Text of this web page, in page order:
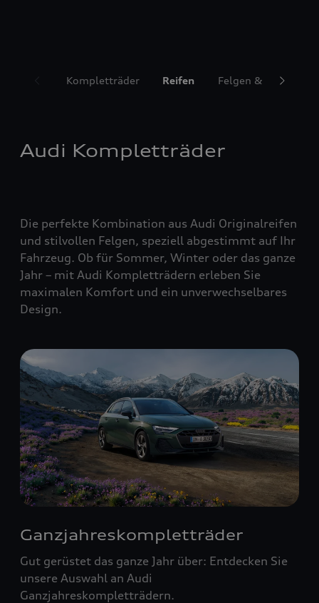
Kompletträder Reifen Felgen &
Audi Kompletträder
Die perfekte Kombination aus Audi Originalreifen
und stilvollen Felgen, speziell abgestimmt auf Ihr
Fahrzeug. Ob für Sommer, Winter oder das ganze
Jahr – mit Audi Kompletträdern erleben Sie
maximalen Komfort und ein unverwechselbares
Design.
Ganzjahreskomplett­räder
Gut gerüstet das ganze Jahr über: Entdecken Sie
unsere Auswahl an Audi
Ganzjahreskompletträdern.